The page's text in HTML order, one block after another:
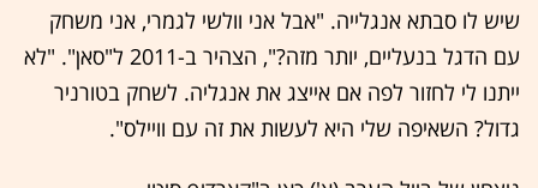
שיש לו סבתא אנגלייה. "אבל אני וולשי לגמרי, אני משחק
עם הדגל בנעליים, יותר מזה?", הצהיר ב-2011 ל"סאן". "לא
ייתנו לי לחזור לפה אם אייצג את אנגליה. לשחק בטורניר
גדול? השאיפה שלי היא לעשות את זה עם וויילס".